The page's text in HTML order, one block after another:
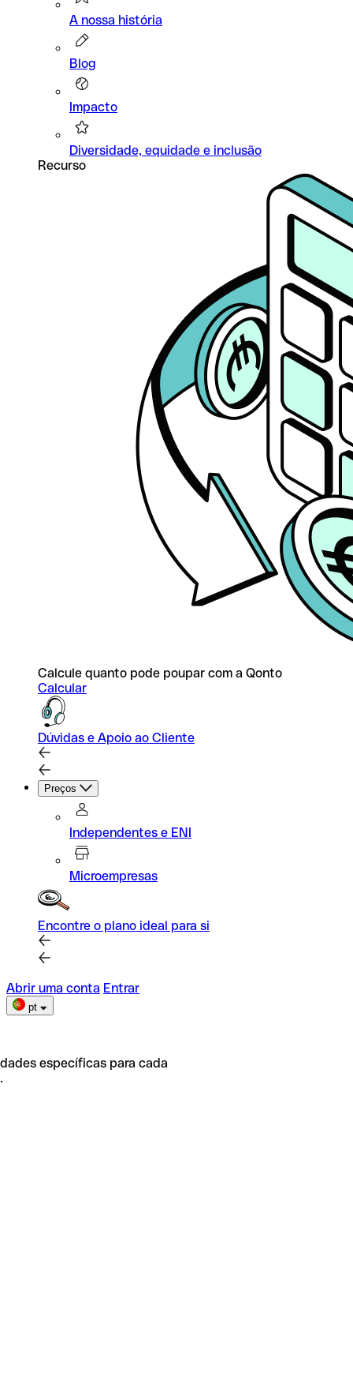
A nossa história
Blog
Impacto
Diversidade, equidade e inclusão
Recurso
Calcule quanto pode poupar com a Qonto
Calcular
Dúvidas e Apoio ao Cliente
Preços
Independentes e ENI
Microempresas
Encontre o plano ideal para si
Abrir uma conta Entrar
pt
específicas para cada